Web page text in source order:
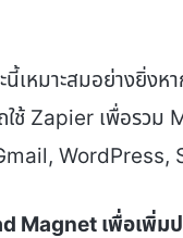
หมาะสมอย่างยิ่งห
ใช้ Zapier เพื่อรว
WordPress,
Magnet เพื่อเพิ่ม